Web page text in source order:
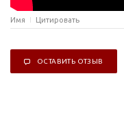
Имя Цитировать
ОСТАВИТЬ ОТЗЫВ